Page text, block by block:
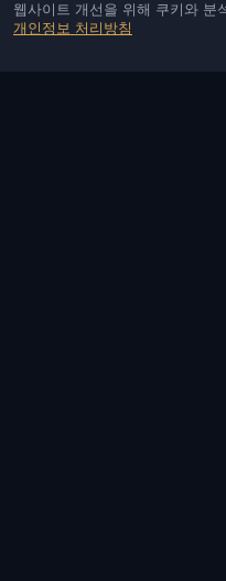
IVSOFTE — 소프트웨어 스
웹사이트 개선을 위해 쿠키와 분
개인정보 처리방침